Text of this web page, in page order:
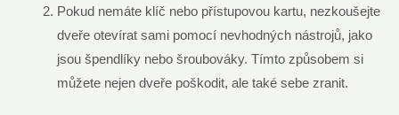
Pokud nemáte klíč nebo přístupovou kartu, nezkoušejte
dveře otevírat sami pomocí nevhodných nástrojů, jako
jsou špendlíky nebo šroubováky. Tímto způsobem si
můžete nejen dveře poškodit, ale také sebe zranit.